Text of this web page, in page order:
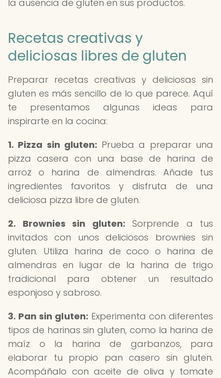
la ausencia de gluten en sus productos.
Recetas creativas y
deliciosas libres de gluten
Preparar recetas creativas y deliciosas sin
gluten es más sencillo de lo que parece. Aquí
te presentamos algunas ideas para
inspirarte en la cocina:
1. Pizza sin gluten: Prueba a preparar una
pizza casera con una base de harina de
arroz o harina de almendras. Añade tus
ingredientes favoritos y disfruta de una
deliciosa pizza libre de gluten.
2. Brownies sin gluten: Sorprende a tus
invitados con unos deliciosos brownies sin
gluten. Utiliza harina de coco o harina de
almendras en lugar de la harina de trigo
tradicional para obtener un resultado
esponjoso y sabroso.
3. Pan sin gluten: Experimenta con diferentes
tipos de harinas sin gluten, como la harina de
maíz o la harina de garbanzos, para
elaborar tu propio pan casero sin gluten.
Acompáñalo con aceite de oliva y tomate